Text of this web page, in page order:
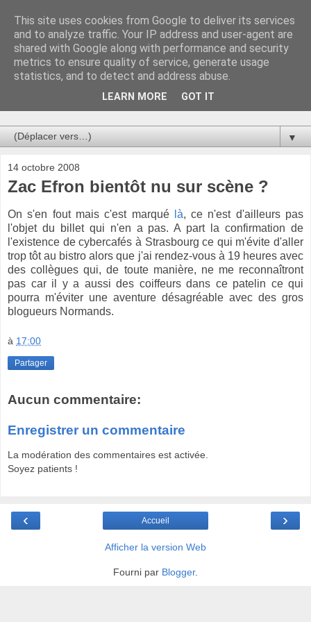
Au bistro !
La connerie étant le seul chemin susceptible de nous faire
entrevoir une parcelle de vérité, utilisons la par des moyens
de communication efficaces. Le temps qu'on remplisse nos
▼
14 octobre 2008
Zac Efron bientôt nu sur scène ?
On s'en fout mais c'est marqué là, ce n'est d'ailleurs pas
l'objet du billet qui n'en a pas. A part la confirmation de
l'existence de cybercafés à Strasbourg ce qui m'évite d'aller
trop tôt au bistro alors que j'ai rendez-vous à 19 heures avec
des collègues qui, de toute manière, ne me reconnaîtront
pas car il y a aussi des coiffeurs dans ce patelin ce qui
pourra m'éviter une aventure désagréable avec des gros
blogueurs Normands.
à 17:00
Partager
Aucun commentaire:
Enregistrer un commentaire
La modération des commentaires est activée.
Soyez patients !
‹ ›
Accueil
Afficher la version Web
Fourni par Blogger.
This site uses cookies from Google to deliver its services
and to analyze traffic. Your IP address and user-agent are
shared with Google along with performance and security
metrics to ensure quality of service, generate usage
statistics, and to detect and address abuse.
LEARN MORE GOT IT